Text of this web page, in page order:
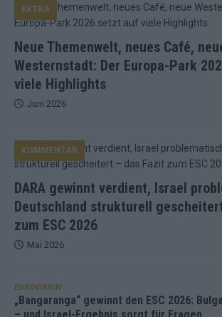
Neue Themenwelt, neues Café,
Westernstadt: Der Europa-Park
viele Highlights
EXTRA
Juni 2026
DARA gewinnt verdient, Israel
Deutschland strukturell
zum ESC 2026
KOMMENTAR
Mai 2026
EUROVISION
„Bangaranga“ gewinnt den ESC 2026: